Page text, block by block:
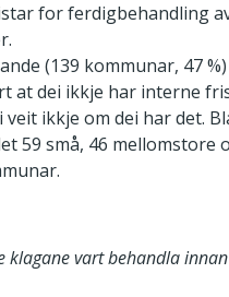
for ferdigbehandling
(139 kommunar, 47
at dei ikkje har interne
veit ikkje om dei har det.
59 små, 46 mellomstore
klagane vart behandla